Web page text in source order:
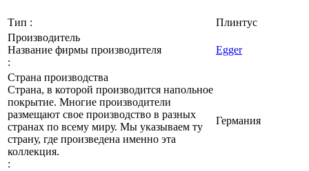
Тип :
Плинтус
Производитель
Название фирмы производителя
:
Egger
Страна производства
Страна, в которой производится напольное
покрытие. Многие производители
размещают свое производство в разных
странах по всему миру. Мы указываем ту
страну, где произведена именно эта
коллекция.
:
Германия